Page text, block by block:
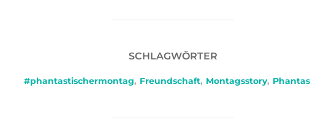
SCHLAGWÖRTER
#phantastischermontag, Freundschaft, Montagsstory,